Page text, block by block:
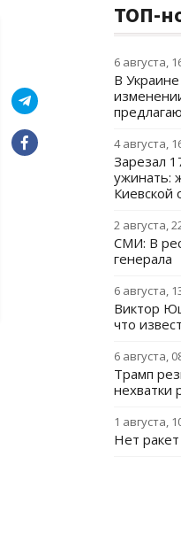
ТОП-
6 августа,
В
4 августа,
Зарезал
ужинать:
Киевской
2 августа,
СМИ: В
генерала
6 августа,
Виктор
что
6 августа,
Трамп
нехватки
1 августа,
Нет